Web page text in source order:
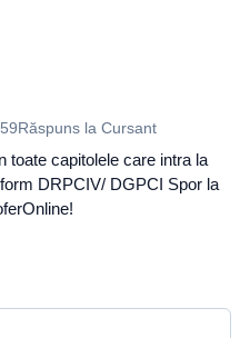
Răspuns la Cursant
toate capitolele care intra la
DRPCIV/ DGPCI Spor la